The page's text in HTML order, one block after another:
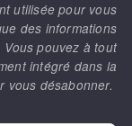
utilisée pour vous
des informations
pouvez à tout
intégré dans la
vous désabonner.